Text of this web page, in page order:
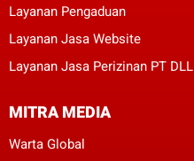
Layanan Pengaduan
Layanan Jasa Website
Layanan Jasa Perizinan PT DLL
MITRA MEDIA
Warta Global